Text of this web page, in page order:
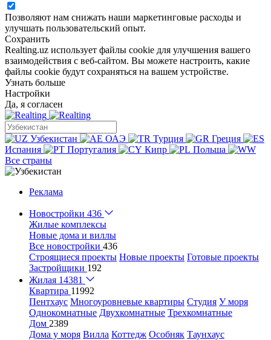
Позволяют нам снижать наши маркетинговые расходы и
улучшать пользовательский опыт.
Сохранить
Realting.uz использует файлы cookie для улучшения вашего
взаимодействия с веб-сайтом. Вы можете настроить, какие
файлы cookie будут сохраняться на вашем устройстве.
Узнать больше
Настройки
Да, я согласен
Узбекистан ОАЭ Турция
Греция
Испания
Португалия Кипр
Польша
Все страны
Реклама
Новостройки 436
Жилые комплексы
Новые дома и виллы
Все новостройки 436
Строящиеся проекты Новые проекты Готовые проекты
Застройщики 192
Жилая 14381
Квартира 11992
Пентхаус Многоуровневые квартиры Студия У моря
Однокомнатные Двухкомнатные Трехкомнатные
Дом 2389
Дома у моря Вилла Коттедж Особняк Таунхаус